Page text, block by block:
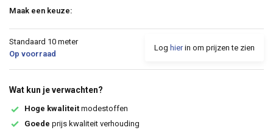
Maak een keuze:
Standaard 10 meter
Op voorraad
Log hierin om prijzen te zien
Wat kun je verwachten?
Hoge kwaliteit modestoffen
Goede prijs kwaliteit verhouding